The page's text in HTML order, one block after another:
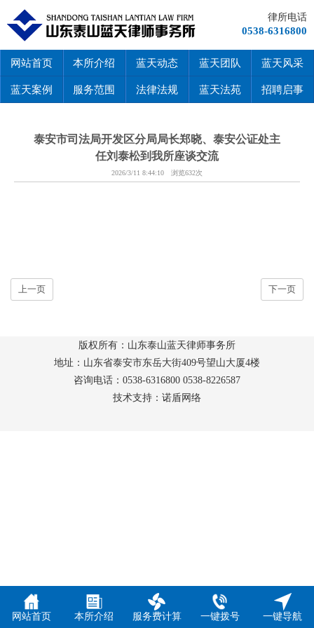
律所电话
0538-6316800
网站首页 本所介绍 蓝天动态 蓝天团队 蓝天风采
蓝天案例 服务范围 法律法规 蓝天法苑 招聘启事
泰安市司法局开发区分局局长郑晓、泰安公证处主
任刘泰松到我所座谈交流
2026/3/11 8:44:10 浏览632次
上一页 下一页
版权所有：山东泰山蓝天律师事务所
地址：山东省泰安市东岳大街409号望山大厦4楼
咨询电话：0538-6316800 0538-8226587
技术支持：诺盾网络
网站首页 本所介绍 服务费计算 一键拨号 一键导航